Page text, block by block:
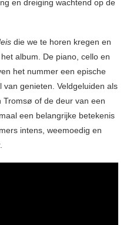
en dreiging wachtend op de
die we te horen kregen en
album. De piano, cello en
het nummer een epische
genieten. Veldgeluiden als
of de deur van een
een belangrijke betekenis
intens, weemoedig en